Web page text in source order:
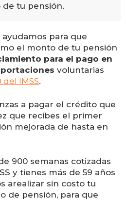
de tu pensión.
ayudamos para que
el monto de tu pensión
para el pago en
voluntarias
IMSS.
a pagar el crédito que
que recibes el primer
mejorada de hasta en
900 semanas cotizadas
y tienes más de 59 años
arealizar sin costo tu
de pensión, para que